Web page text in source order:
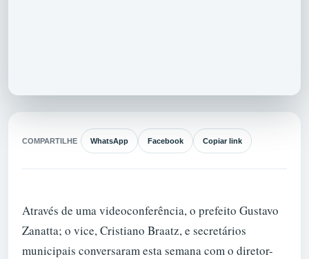
COMPARTILHE WhatsApp Facebook Copiar link
Através de uma videoconferência, o prefeito Gustavo
Zanatta; o vice, Cristiano Braatz, e secretários
municipais conversaram esta semana com o diretor-